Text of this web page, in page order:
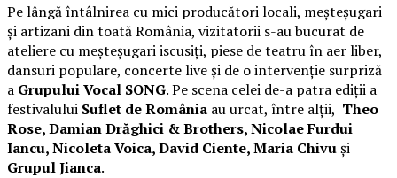
Pe lângă întâlnirea cu mici producători locali, meșteșugari
și artizani din toată România, vizitatorii s-au bucurat de
ateliere cu meșteșugari iscusiți, piese de teatru în aer liber,
dansuri populare, concerte live și de o intervenție surpriză
a Grupului Vocal SONG. Pe scena celei de-a patra ediții a
festivalului Suflet de România au urcat, între alții, Theo
Rose, Damian Drăghici & Brothers, Nicolae Furdui
Iancu, Nicoleta Voica, David Ciente, Maria Chivuși
Grupul Jianca.